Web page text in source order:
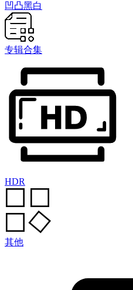
凹凸黑白
专辑合集
HDR
其他